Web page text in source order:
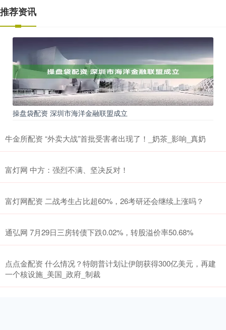
推荐资讯
操盘袋配资 深圳市海洋金融联盟成立
牛金所配资 “外卖大战”首批受害者出现了！_奶茶_影响_真奶
富灯网 中方：强烈不满、坚决反对！
富灯网配资 二战考生占比超60%，26考研还会继续上涨吗？
通弘网 7月29日三房转债下跌0.02%，转股溢价率50.68%
点点金配资 什么情况？特朗普计划让伊朗获得300亿美元，再建
一个核设施_美国_政府_制裁